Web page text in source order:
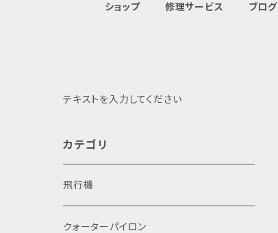
ショップ 修理サービス ブログ
テキストを入力してください
カテゴリ
飛行機
クォーターパイロン